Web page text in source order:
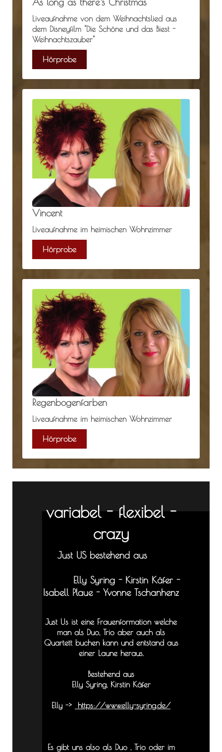
As long as there`s Christmas
Liveaufnahme von dem Weihnachtslied aus
dem Disneyfilm "Die Schöne und das Biest -
Weihnachtszauber"
Hörprobe
Vincent
Liveaufnahme im heimischen Wohnzimmer
Hörprobe
Regenbogenfarben
Liveaufnahme im heimischen Wohnzimmer
Hörprobe
variabel - flexibel -
crazy
Just US bestehend aus
Elly Syring - Kirstin Käfer -
Isabell Plaue - Yvonne Tschanhenz
Just Us ist eine Frauenformation welche
man als Duo, Trio aber auch als
Quartett buchen kann und entstand aus
einer Laune heraus.
Bestehend aus
Elly Syring, Kirstin Käfer
Elly -> https://www.elly-syring.de/
Es gibt uns also als Duo , Trio oder im